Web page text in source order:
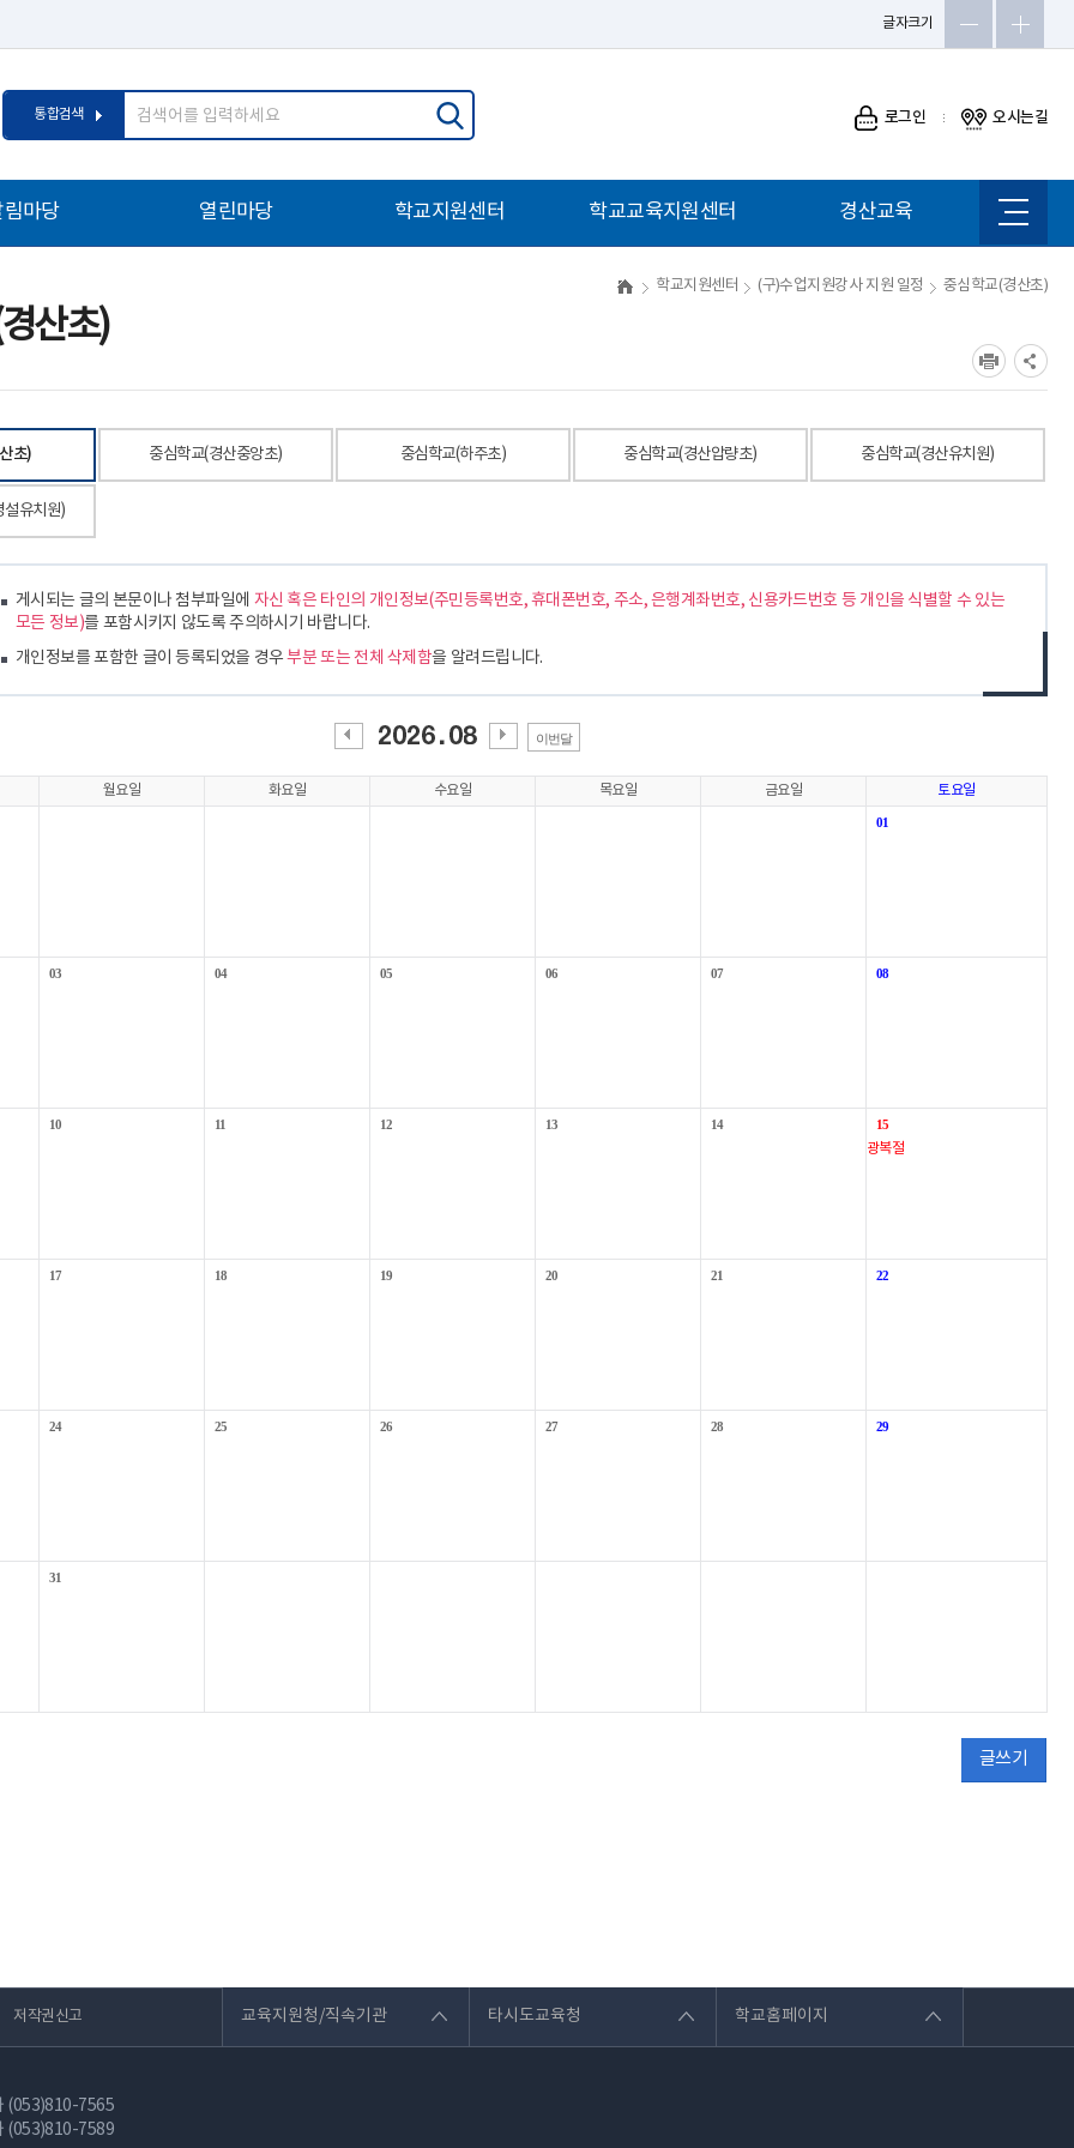
글자크기
로그인 오시는길
통합검색
합
색
력
사이트
맵
림마당 열린마당 학교지원센터 학교교육지원센터 경산교육
학교지원센터 (구)수업지원강사 지원 일정 중심학교(경산초)
산초)
초) 중심학교(경산중앙초) 중심학교(하주초) 중심학교(경산압량초) 중심학교(경산유치원)
설유치원)
게시되는 글의 본문이나 첨부파일에 자신 혹은 타인의 개인정보(주민등록번호, 휴대폰번호, 주소, 은행계좌번호, 신용카드번호 등 개인을 식별할 수 있는
모든 정보)를 포함시키지 않도록 주의하시기 바랍니다.
개인정보를 포함한 글이 등록되었을 경우부분 또는 전체 삭제함을 알려드립니다.
이전
이번달
월요일 화요일 수요일 목요일 금요일 토요일
01
03 04 05 06 07 08
10 11 12 13 14 15
광복절
17 18 19 20 21 22
24 25 26 27 28 29
31
글쓰기
저작권신고 교육지원청/직속기관 타시도교육청 학교홈페이지
(053)810-7565
(053)810-7589